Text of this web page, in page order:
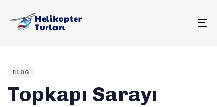
IN:
BLOG
Topkapı Sarayı